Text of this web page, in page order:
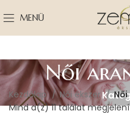
MENÜ
Női
Kezdőlap Női ékszer
Mind a(z) 11 találat